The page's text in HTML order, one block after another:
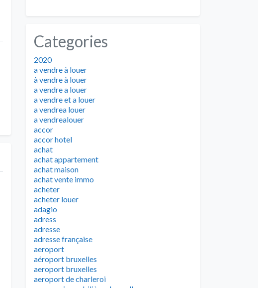
Categories
2020
a vendre à louer
à vendre à louer
a vendre a louer
a vendre et a louer
a vendrea louer
a vendrealouer
accor
accor hotel
achat
achat appartement
achat maison
achat vente immo
acheter
acheter louer
adagio
adress
adresse
adresse française
aeroport
aéroport bruxelles
aeroport bruxelles
aeroport de charleroi